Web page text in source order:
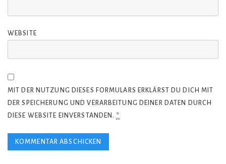
WEBSITE
MIT DER NUTZUNG DIESES FORMULARS ERKLÄRST DU DICH MIT
DER SPEICHERUNG UND VERARBEITUNG DEINER DATEN DURCH
DIESE WEBSITE EINVERSTANDEN. *